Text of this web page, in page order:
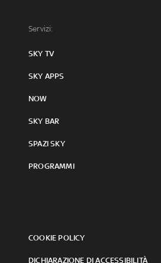
Servizi:
SKY TV
SKY APPS
NOW
SKY BAR
SPAZI SKY
PROGRAMMI
COOKIE POLICY
DICHIARAZIONE DI ACCESSIBILITÀ